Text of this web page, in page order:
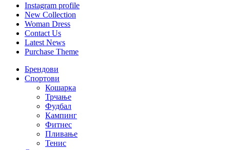
Instagram profile
New Collection
Woman Dress
Contact Us
Latest News
Purchase Theme
Брендови
Спортови
Кошарка
Трчање
Фудбал
Кампинг
Фитнес
Пливање
Тенис